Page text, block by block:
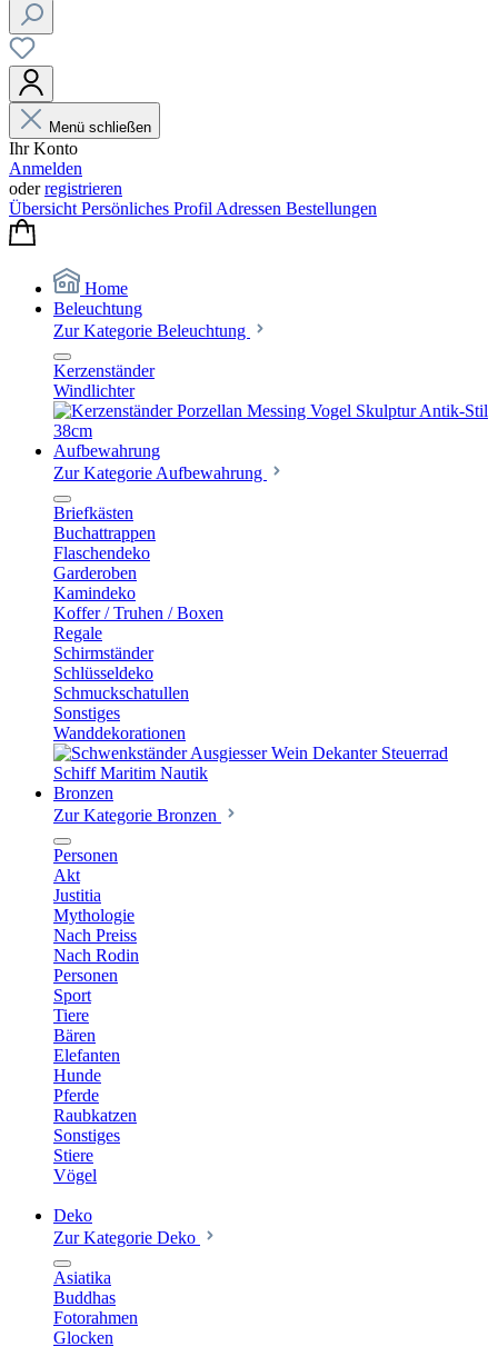
Menü schließen
Ihr Konto
Anmelden
oderregistrieren
Übersicht Persönliches Profil Adressen Bestellungen
Home
Beleuchtung
Zur Kategorie Beleuchtung
Kerzenständer
Windlichter
Aufbewahrung
Zur Kategorie Aufbewahrung
Briefkästen
Buchattrappen
Flaschendeko
Garderoben
Kamindeko
Koffer / Truhen / Boxen
Regale
Schirmständer
Schlüsseldeko
Schmuckschatullen
Sonstiges
Wanddekorationen
Bronzen
Zur Kategorie Bronzen
Personen
Akt
Justitia
Mythologie
Nach Preiss
Nach Rodin
Personen
Sport
Tiere
Bären
Elefanten
Hunde
Pferde
Raubkatzen
Sonstiges
Stiere
Vögel
Deko
Zur Kategorie Deko
Asiatika
Buddhas
Fotorahmen
Glocken